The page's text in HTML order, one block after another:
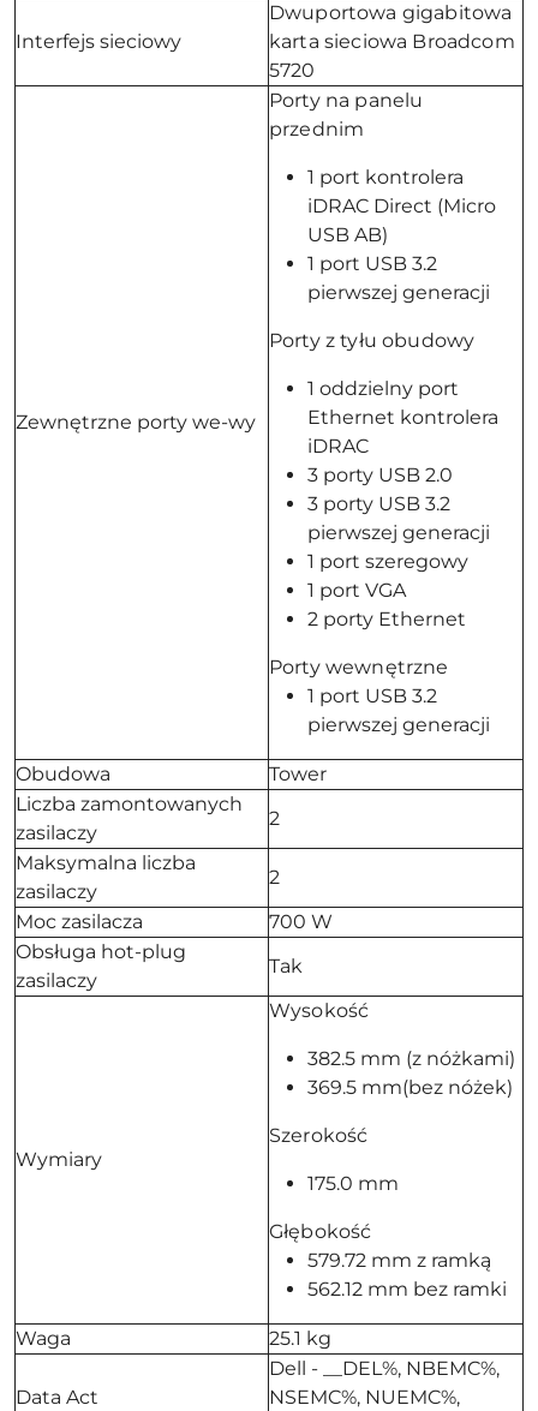
Interfejs sieciowy
Dwuportowa gigabitowa
karta sieciowa Broadcom
5720
Zewnętrzne porty we-wy
Porty na panelu
przednim
1 port kontrolera
iDRAC Direct (Micro
USB AB)
1 port USB 3.2
pierwszej generacji
Porty z tyłu obudowy
1 oddzielny port
Ethernet kontrolera
iDRAC
3 porty USB 2.0
3 porty USB 3.2
pierwszej generacji
1 port szeregowy
1 port VGA
2 porty Ethernet
Porty wewnętrzne
1 port USB 3.2
pierwszej generacji
Obudowa
Tower
Liczba zamontowanych
zasilaczy
2
Maksymalna liczba
zasilaczy
2
Moc zasilacza
700 W
Obsługa hot-plug
zasilaczy
Tak
Wymiary
Wysokość
382.5 mm (z nóżkami)
369.5 mm(bez nóżek)
Szerokość
175.0 mm
Głębokość
579.72 mm z ramką
562.12 mm bez ramki
Waga 25.1 kg
Data Act
Dell - __DEL%, NBEMC%,
NSEMC%, NUEMC%,